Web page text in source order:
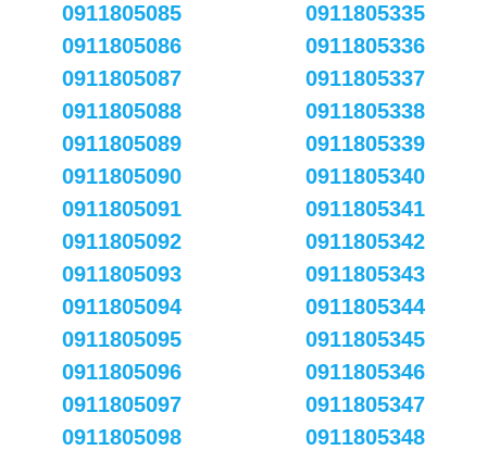
0911805085
0911805086
0911805087
0911805088
0911805089
0911805090
0911805091
0911805092
0911805093
0911805094
0911805095
0911805096
0911805097
0911805098
0911805335
0911805336
0911805337
0911805338
0911805339
0911805340
0911805341
0911805342
0911805343
0911805344
0911805345
0911805346
0911805347
0911805348